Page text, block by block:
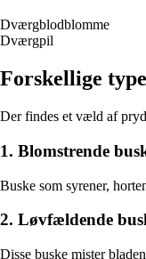
Dværgblodblomme
Dværgpil
Forskellige
Der findes et væld af
1. Blomstrende
Buske som syrener,
2. Løvfældende
Disse buske mister